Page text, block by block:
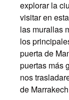
explorar la
visitar en
las murallas
los
puerta de
puertas más
nos
de